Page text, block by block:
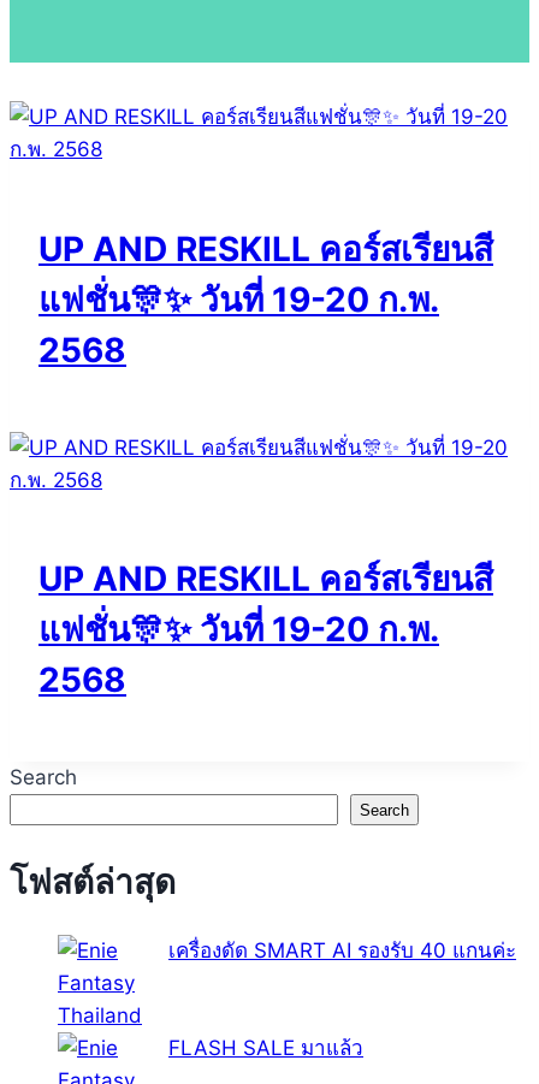
UP AND RESKILL คอร์สเรียนสี
แฟชั่น🎊✨ วันที่ 19-20 ก.พ.
2568
UP AND RESKILL คอร์สเรียนสี
แฟชั่น🎊✨ วันที่ 19-20 ก.พ.
2568
Search
Search
โฟสต์ล่าสุด
เครื่องดัด SMART AI รองรับ 40 แกนค่ะ
FLASH SALE มาแล้ว